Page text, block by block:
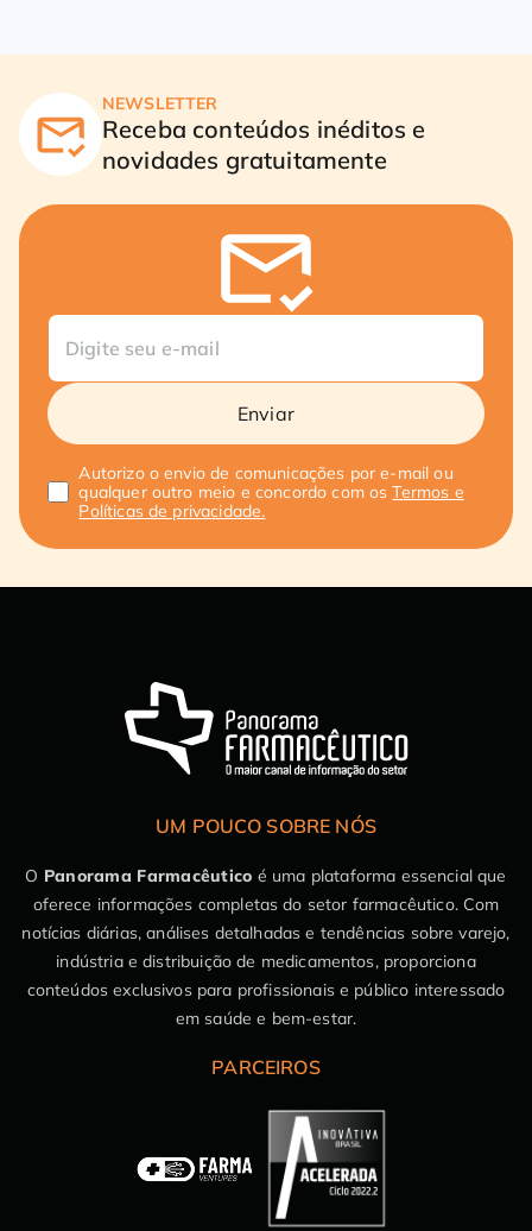
NEWSLETTER
Receba conteúdos inéditos e
novidades gratuitamente
Enviar
Autorizo o envio de comunicações por e-mail ou
qualquer outro meio e concordo com osTermos e
Políticas de privacidade.
UM POUCO SOBRE NÓS
O Panorama Farmacêutico é uma plataforma essencial que
oferece informações completas do setor farmacêutico. Com
notícias diárias, análises detalhadas e tendências sobre varejo,
indústria e distribuição de medicamentos, proporciona
conteúdos exclusivos para profissionais e público interessado
em saúde e bem-estar.
PARCEIROS